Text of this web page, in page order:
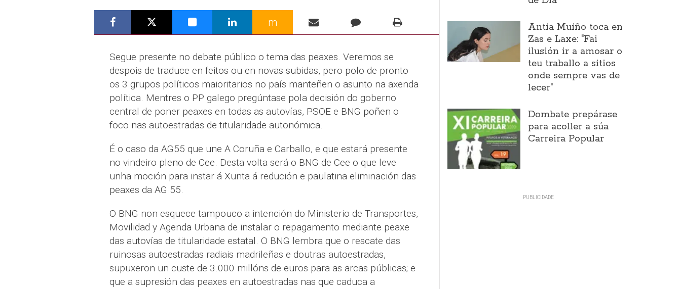
m
Segue presente no debate público o tema das peaxes. Veremos se
despois de traduce en feitos ou en novas subidas, pero polo de pronto
os 3 grupos políticos maioritarios no país manteñen o asunto na axenda
política. Mentres o PP galego pregúntase pola decisión do goberno
central de poner peaxes en todas as autovías, PSOE e BNG poñen o
foco nas autoestradas de titularidade autonómica.
É o caso da AG55 que une A Coruña e Carballo, e que estará presente
no vindeiro pleno de Cee. Desta volta será o BNG de Cee o que leve
unha moción para instar á Xunta á redución e paulatina eliminación das
peaxes da AG 55.
O BNG non esquece tampouco a intención do Ministerio de Transportes,
Movilidad y Agenda Urbana de instalar o repagamento mediante peaxe
das autovías de titularidade estatal. O BNG lembra que o rescate das
ruinosas autoestradas radiais madrileñas e doutras autoestradas,
supuxeron un custe de 3.000 millóns de euros para as arcas públicas; e
que a supresión das peaxes en autoestradas nas que caduca a
Antía Muíño toca en
Zas e Laxe: "Fai
ilusión ir a amosar o
teu traballo a sitios
onde sempre vas de
lecer"
Dombate prepárase
para acoller a súa
Carreira Popular